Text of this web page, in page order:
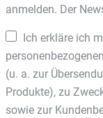
anmelden. Der
Ich erkläre ich
(u. a. zur
Produkte), zu
sowie zur